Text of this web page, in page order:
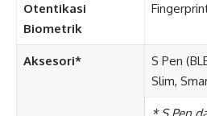
Otentikasi
Biometrik
Aksesori*
S Pen
Slim,